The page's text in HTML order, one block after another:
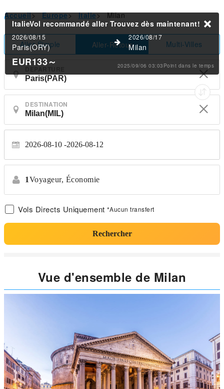
Accueil> Europe> Italie> Milan
Aller Simple Aller-Retour Multi-Villes
DESTINATION
2026-08-10 2026-08-12
1Voyageur, Économie
Vols Directs Uniquement *Aucun transfert
Rechercher
ItalieVol recommandé allerTrouvez dès maintenant!
2026/08/15
Paris(ORY)
2026/08/17
Milan
EUR133～ 2025/09/06 03:03Point dans le temps
Vue d'ensemble de Milan